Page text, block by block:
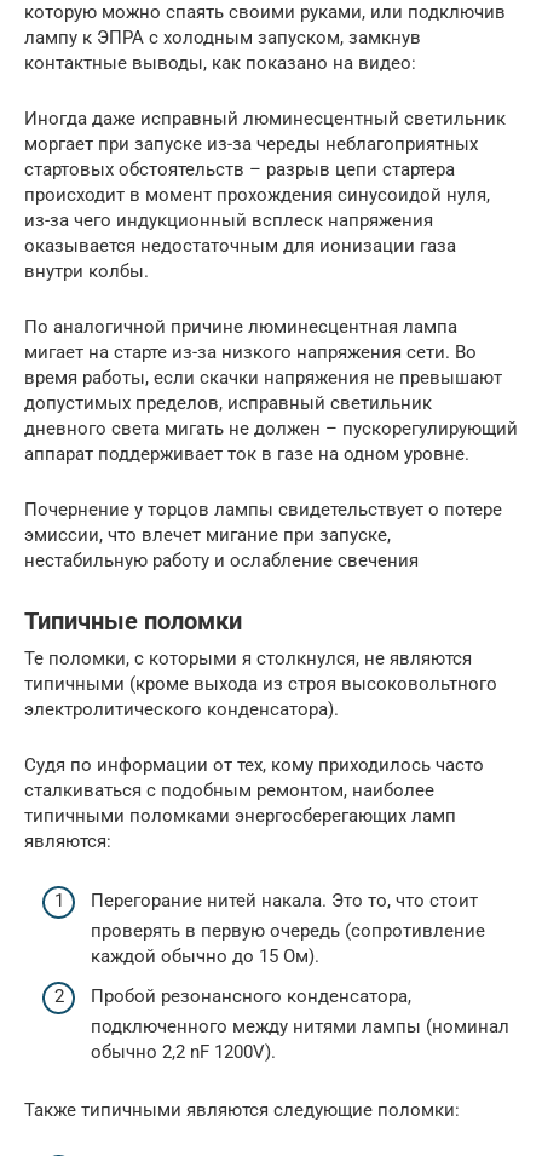
которую можно спаять своими руками, или подключив
лампу к ЭПРА с холодным запуском, замкнув
контактные выводы, как показано на видео:
Иногда даже исправный люминесцентный светильник
моргает при запуске из-за череды неблагоприятных
стартовых обстоятельств – разрыв цепи стартера
происходит в момент прохождения синусоидой нуля,
из-за чего индукционный всплеск напряжения
оказывается недостаточным для ионизации газа
внутри колбы.
По аналогичной причине люминесцентная лампа
мигает на старте из-за низкого напряжения сети. Во
время работы, если скачки напряжения не превышают
допустимых пределов, исправный светильник
дневного света мигать не должен – пускорегулирующий
аппарат поддерживает ток в газе на одном уровне.
Почернение у торцов лампы свидетельствует о потере
эмиссии, что влечет мигание при запуске,
нестабильную работу и ослабление свечения
Типичные поломки
Те поломки, с которыми я столкнулся, не являются
типичными (кроме выхода из строя высоковольтного
электролитического конденсатора).
Судя по информации от тех, кому приходилось часто
сталкиваться с подобным ремонтом, наиболее
типичными поломками энергосберегающих ламп
являются:
Перегорание нитей накала. Это то, что стоит
проверять в первую очередь (сопротивление
каждой обычно до 15 Ом).
Пробой резонансного конденсатора,
подключенного между нитями лампы (номинал
обычно 2,2 nF 1200V).
Также типичными являются следующие поломки: